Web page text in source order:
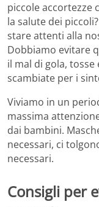
piccole accortezze
la salute dei
stare attenti alla
Dobbiamo evitare
il mal di gola,
scambiate per i
Viviamo in un
massima
dai bambini.
necessari, ci
necessari.
Consigli per